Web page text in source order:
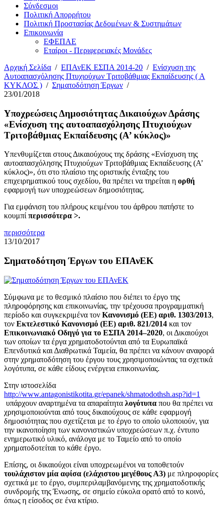
Σύνδεσμοι
Πολιτική Απορρήτου
Πολιτική Προστασίας Δεδομένων & Συστημάτων
Επικοινωνία
ΕΦΕΠΑΕ
Εταίροι - Περιφερειακές Μονάδες
Αρχική Σελίδα / ΕΠΑνΕΚ ΕΣΠΑ 2014-20 / Ενίσχυση της
Αυτοαπασχόλησης Πτυχιούχων Τριτοβάθμιας Εκπαίδευσης ( Α
ΚΥΚΛΟΣ ) / Σηματοδότηση Έργων /
23/01/2018
Υποχρεώσεις Δημοσιότητας Δικαιούχων Δράσης
«Ενίσχυση της αυτοαπασχόλησης Πτυχιούχων
Τριτοβάθμιας Εκπαίδευσης (Α’ κύκλος)»
Υπενθυμίζεται στους Δικαιούχους της δράσης «Ενίσχυση της
αυτοαπασχόλησης Πτυχιούχων Τριτοβάθμιας Εκπαίδευσης (Α’
κύκλος)», ότι στο πλαίσιο της οριστικής ένταξης του
επιχειρηματικού τους σχεδίου, θα πρέπει να τηρείται η ορθή
εφαρμογή των υποχρεώσεων δημοσιότητας.
Για εμφάνιση του πλήρους κειμένου του άρθρου πατήστε το
κουμπίπερισσότερα >.
περισσότερα
13/10/2017
Σηματοδότηση Έργων του ΕΠΑνΕΚ
Σύμφωνα με το θεσμικό πλαίσιο που διέπει το έργο της
πληροφόρησης και επικοινωνίας, την τρέχουσα προγραμματική
περίοδο και συγκεκριμένα τον Κανονισμό (ΕΕ) αριθ. 1303/2013,
τον Εκτελεστικό Κανονισμό (ΕΕ) αριθ. 821/2014 και τον
Επικοινωνιακό Οδηγό για το ΕΣΠΑ 2014–2020, οι Δικαιούχοι
των οποίων τα έργα χρηματοδοτούνται από τα Ευρωπαϊκά
Επενδυτικά και Διαθρωτικά Ταμεία, θα πρέπει να κάνουν αναφορά
στην χρηματοδότηση του έργου τους χρησιμοποιώντας τα σχετικά
λογότυπα, σε κάθε είδους ενέργεια επικοινωνίας.
Στην ιστοσελίδα
http://www.antagonistikotita.gr/epanek/shmatodothsh.asp?id=1
υπάρχουν αναρτημένα τα απαραίτητα λογότυπα που θα πρέπει να
χρησιμοποιούνται από τους δικαιούχους σε κάθε εφαρμογή
δημοσιότητας που σχετίζεται με το έργο το οποίο υλοποιούν, για
την ικανοποίηση των κανονιστικών υποχρεώσεων π.χ. έντυπο
ενημερωτικό υλικό, ανάλογα με το Ταμείο από το οποίο
χρηματοδοτείται το κάθε έργο.
Επίσης, οι δικαιούχοι είναι υποχρεωμένοι να τοποθετούν
τουλάχιστον μία αφίσα (ελάχιστου μεγέθους Α3) με πληροφορίες
σχετικά με το έργο, συμπεριλαμβανόμενης της χρηματοδοτικής
συνδρομής της Ένωσης, σε σημείο εύκολα ορατό από το κοινό,
όπως η είσοδος σε ένα κτίριο.